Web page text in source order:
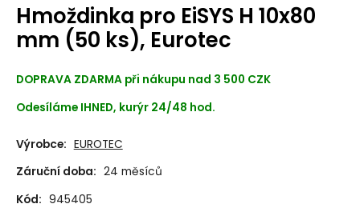
Hmoždinka pro EiSYS H 10x80
mm (50 ks), Eurotec
DOPRAVA ZDARMA při nákupu nad 3 500 CZK
Odesíláme IHNED, kurýr 24/48 hod.
Výrobce: EUROTEC
Záruční doba: 24 měsíců
Kód: 945405